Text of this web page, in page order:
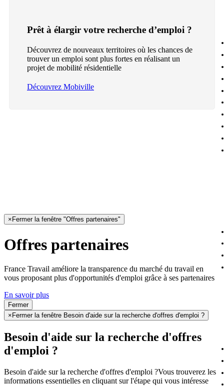
Prêt à élargir votre recherche d’emploi ?
Découvrez de nouveaux territoires où les chances de
trouver un emploi sont plus fortes en réalisant un
projet de mobilité résidentielle
Découvrez Mobiville
× Fermer la fenêtre "Offres partenaires"
Offres partenaires
France Travail améliore la transparence du marché du travail en
vous proposant plus d'opportunités d'emploi grâce à ses partenaires
En savoir plus
Fermer
× Fermer la fenêtre Besoin d'aide sur la recherche d'offres d'emploi ?
Besoin d'aide sur la recherche d'offres
d'emploi ?
Besoin d'aide sur la recherche d'offres d'emploi ?Vous trouverez les
informations essentielles en cliquant sur l'étape qui vous intéresse